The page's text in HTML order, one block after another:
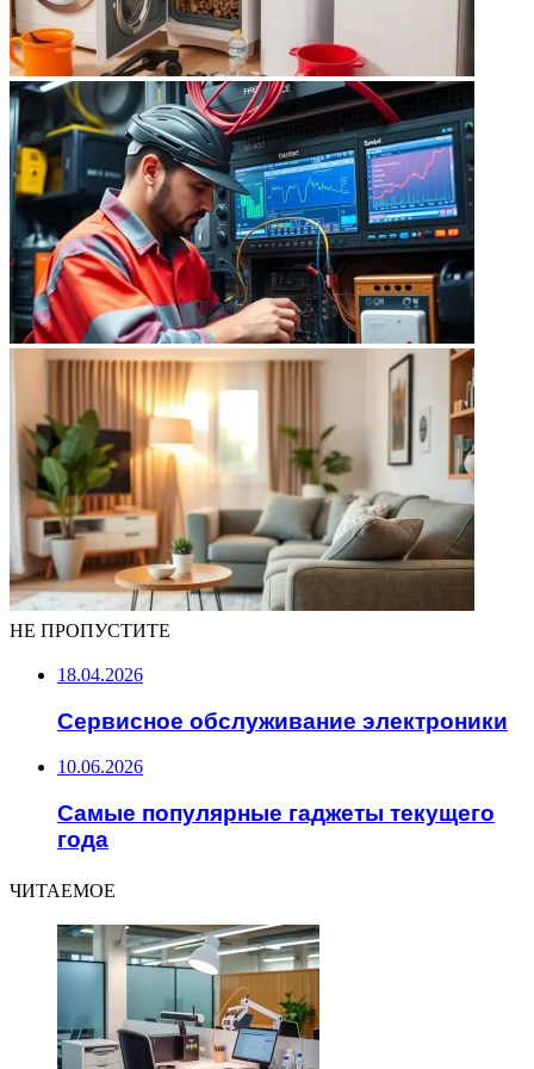
НЕ ПРОПУСТИТЕ
18.04.2026
Сервисное обслуживание электроники
10.06.2026
Самые популярные гаджеты текущего
года
ЧИТАЕМОЕ